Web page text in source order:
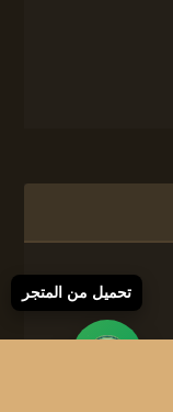
تحميل من المتجر